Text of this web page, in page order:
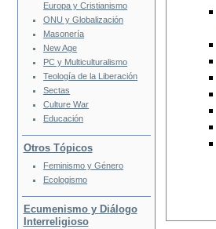
Europa y Cristianismo
ONU y Globalización
Masonería
New Age
PC y Multiculturalismo
Teología de la Liberación
Sectas
Culture War
Educación
Otros Tópicos
Feminismo y Género
Ecologismo
Ecumenismo y Diálogo
Interreligioso